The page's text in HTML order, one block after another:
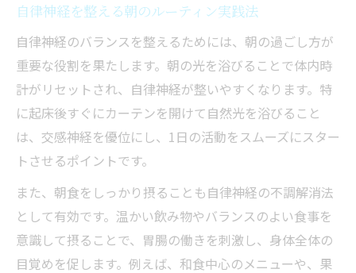
自律神経を整える朝のルーティン実践法
自律神経のバランスを整えるためには、朝の過ごし方が
重要な役割を果たします。朝の光を浴びることで体内時
計がリセットされ、自律神経が整いやすくなります。特
に起床後すぐにカーテンを開けて自然光を浴びること
は、交感神経を優位にし、1日の活動をスムーズにスター
トさせるポイントです。
また、朝食をしっかり摂ることも自律神経の不調解消法
として有効です。温かい飲み物やバランスのよい食事を
意識して摂ることで、胃腸の働きを刺激し、身体全体の
目覚めを促します。例えば、和食中心のメニューや、果